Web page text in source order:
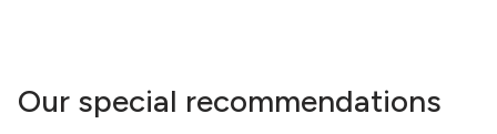
Our special recommendations